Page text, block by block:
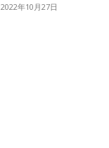
2022年10月27日